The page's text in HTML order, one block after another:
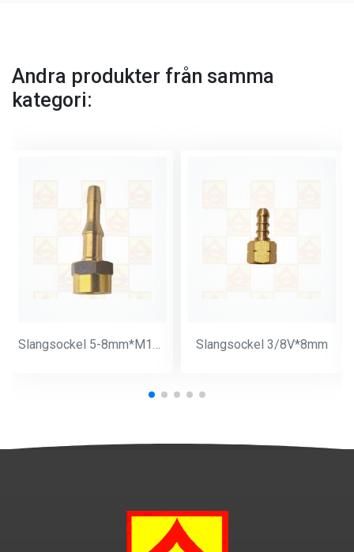
Andra produkter från samma
kategori:
Slangsockel 5-8mm*M14*1 Slangsockel 3/8V*8mm